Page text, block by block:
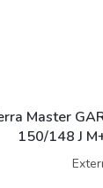
Master
150/148 J